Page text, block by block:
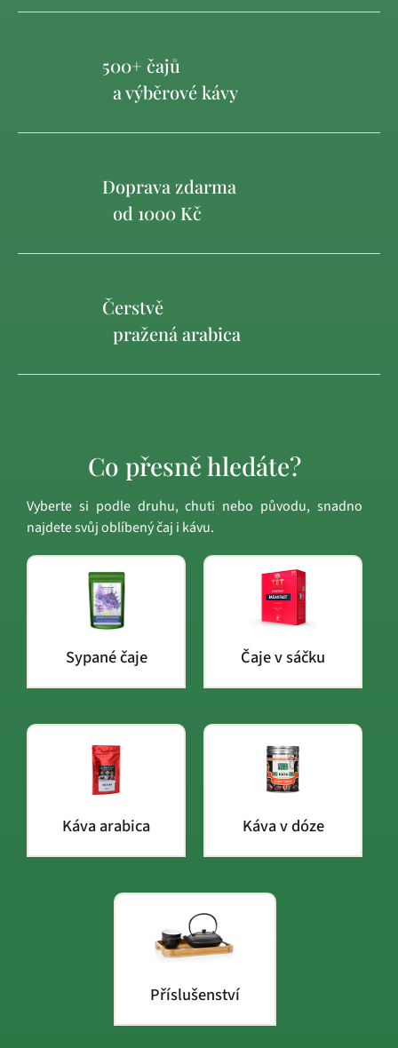
500+ čajů
a výběrové kávy
Doprava zdarma
od 1000 Kč
Čerstvě
pražená arabica
Co přesně hledáte?
Vyberte si podle druhu, chuti nebo původu, snadno
najdete svůj oblíbený čaj i kávu.
Sypané čaje Čaje v sáčku
Káva arabica Káva v dóze
Příslušenství